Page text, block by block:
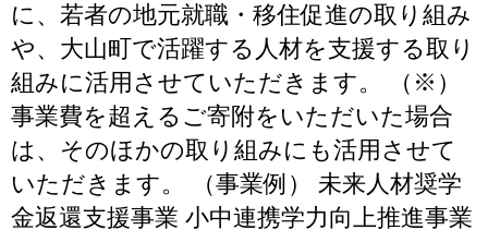
に、若者の地元就職・移住促進の取り組み
や、大山町で活躍する人材を支援する取り
組みに活用させていただきます。 （※）
事業費を超えるご寄附をいただいた場合
は、そのほかの取り組みにも活用させて
いただきます。 （事業例） 未来人材奨学
金返還支援事業 小中連携学力向上推進事業